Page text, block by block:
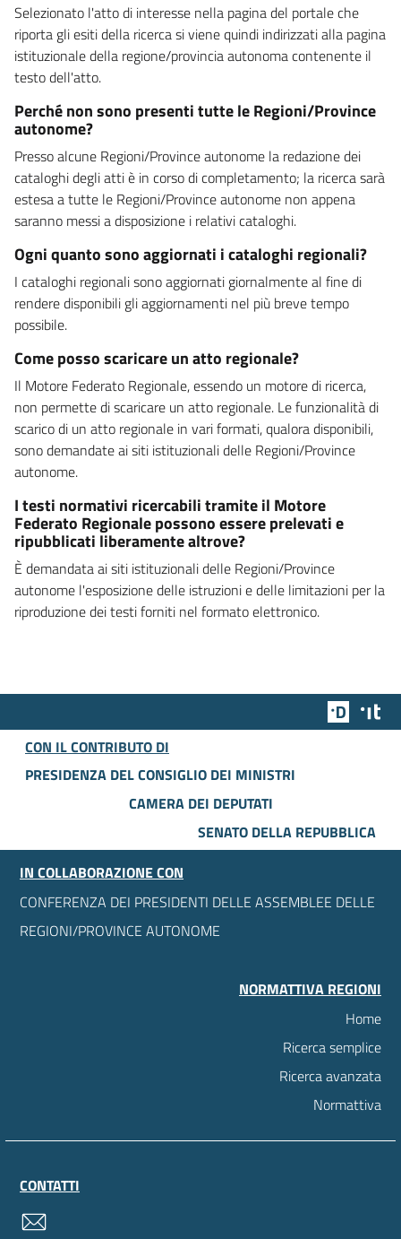
Selezionato l'atto di interesse nella pagina del portale che
riporta gli esiti della ricerca si viene quindi indirizzati alla pagina
istituzionale della regione/provincia autonoma contenente il
testo dell'atto.
Perché non sono presenti tutte le Regioni/Province
autonome?
Presso alcune Regioni/Province autonome la redazione dei
cataloghi degli atti è in corso di completamento; la ricerca sarà
estesa a tutte le Regioni/Province autonome non appena
saranno messi a disposizione i relativi cataloghi.
Ogni quanto sono aggiornati i cataloghi regionali?
I cataloghi regionali sono aggiornati giornalmente al fine di
rendere disponibili gli aggiornamenti nel più breve tempo
possibile.
Come posso scaricare un atto regionale?
Il Motore Federato Regionale, essendo un motore di ricerca,
non permette di scaricare un atto regionale. Le funzionalità di
scarico di un atto regionale in vari formati, qualora disponibili,
sono demandate ai siti istituzionali delle Regioni/Province
autonome.
I testi normativi ricercabili tramite il Motore
Federato Regionale possono essere prelevati e
ripubblicati liberamente altrove?
È demandata ai siti istituzionali delle Regioni/Province
autonome l'esposizione delle istruzioni e delle limitazioni per la
riproduzione dei testi forniti nel formato elettronico.
Team
CON IL CONTRIBUTO DI
PRESIDENZA DEL CONSIGLIO DEI MINISTRI
CAMERA DEI DEPUTATI
SENATO DELLA REPUBBLICA
IN COLLABORAZIONE CON
CONFERENZA DEI PRESIDENTI DELLE ASSEMBLEE DELLE
REGIONI/PROVINCE AUTONOME
NORMATTIVA REGIONI
Home
Ricerca semplice
Ricerca avanzata
Normattiva
CONTATTI